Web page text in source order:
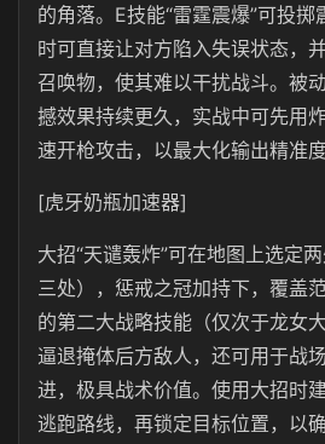
的角落。E技能“雷霆震爆”可投
时可直接让对方陷入失误状态，
召唤物，使其难以干扰战斗。被
撼效果持续更久，实战中可先用
速开枪攻击，以最大化输出精准度
[虎牙奶瓶加速器]
大招“天谴轰炸”可在地图上选定
三处），惩戒之冠加持下，覆盖
的第二大战略技能（仅次于龙女
逼退掩体后方敌人，还可用于战
进，极具战术价值。使用大招时
逃跑路线，再锁定目标位置，以